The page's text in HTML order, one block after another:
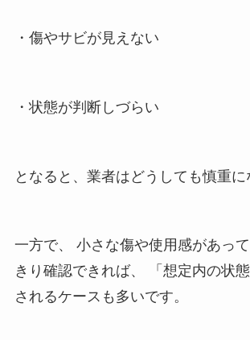
・傷やサビが見えない
・状態が判断しづらい
となると、業者はどうしても慎重に
一方で、 小さな傷や使用感があっ
きり確認できれば、 「想定内の状
されるケースも多いです。